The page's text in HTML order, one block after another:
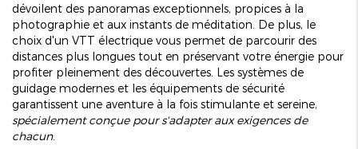
dévoilent des panoramas exceptionnels, propices à la
photographie et aux instants de méditation. De plus, le
choix d'un VTT électrique vous permet de parcourir des
distances plus longues tout en préservant votre énergie pour
profiter pleinement des découvertes. Les systèmes de
guidage modernes et les équipements de sécurité
garantissent une aventure à la fois stimulante et sereine,
spécialement conçue pour s'adapter aux exigences de
chacun.